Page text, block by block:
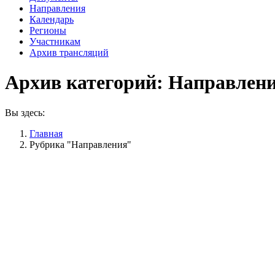
Направления
Календарь
Регионы
Участникам
Архив трансляций
Архив категорий:
Вы здесь:
Главная
Рубрика "Направления"